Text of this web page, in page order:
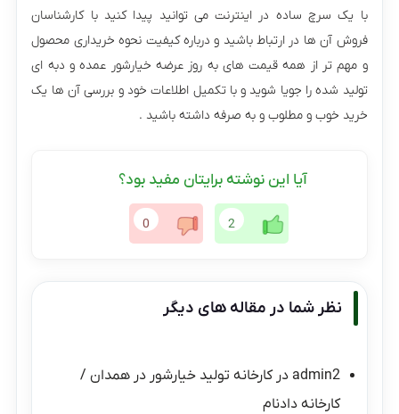
با یک سرچ ساده در اینترنت می توانید پیدا کنید با کارشناسان
فروش آن ها در ارتباط باشید و درباره کیفیت نحوه خریداری محصول
و مهم تر از همه قیمت های به روز عرضه خیارشور‌ عمده و دبه ای
تولید شده را جویا شوید و با تکمیل اطلاعات خود و بررسی آن ها یک
خرید خوب و مطلوب و به صرفه داشته باشید .
آیا این نوشته برایتان مفید بود؟
2
0
نظر شما در مقاله های دیگر
admin2 درکارخانه تولید خیارشور در همدان /
کارخانه دادنام